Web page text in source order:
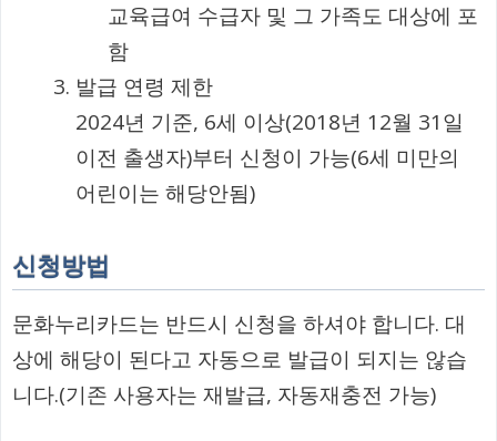
교육급여 수급자 및 그 가족도 대상에 포
함
발급 연령 제한
2024년 기준, 6세 이상(2018년 12월 31일
이전 출생자)부터 신청이 가능(6세 미만의
어린이는 해당안됨)
신청방법
문화누리카드는 반드시 신청을 하셔야 합니다. 대
상에 해당이 된다고 자동으로 발급이 되지는 않습
니다.(기존 사용자는 재발급, 자동재충전 가능)